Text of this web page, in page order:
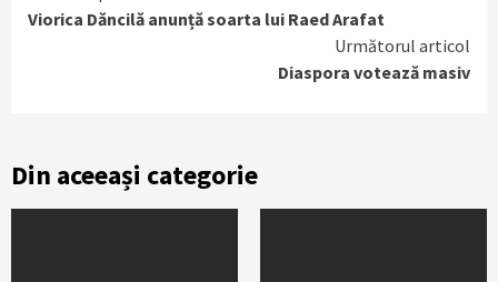
Viorica Dăncilă anunță soarta lui Raed Arafat
Următorul articol
Diaspora votează masiv
Din aceeași categorie